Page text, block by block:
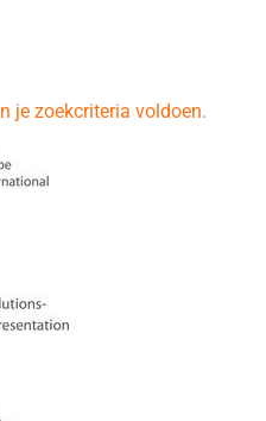
je zoekcriteria voldoen.